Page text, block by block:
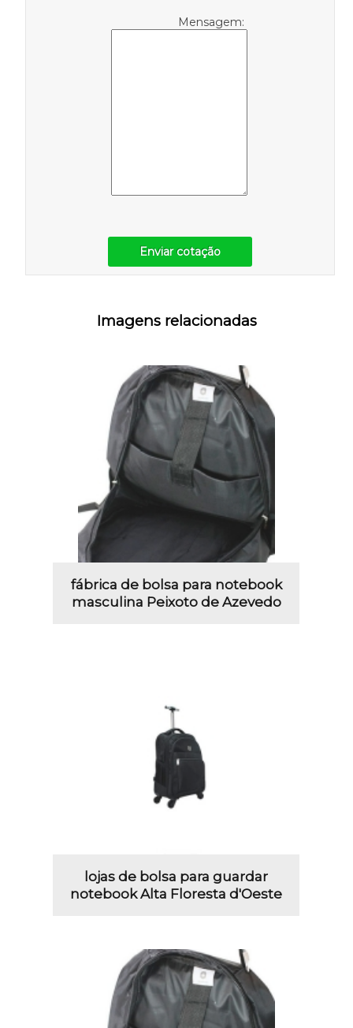
Mensagem:
Enviar cotação
Imagens relacionadas
fábrica de bolsa para notebook
masculina Peixoto de Azevedo
lojas de bolsa para guardar
notebook Alta Floresta d'Oeste